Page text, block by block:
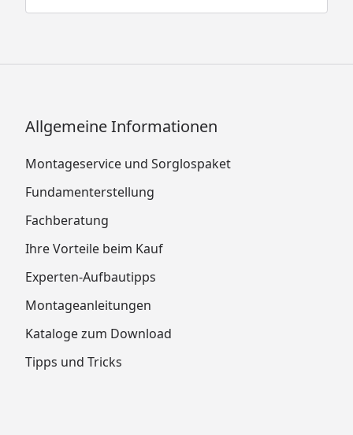
Allgemeine Informationen
Montageservice und Sorglospaket
Fundamenterstellung
Fachberatung
Ihre Vorteile beim Kauf
Experten-Aufbautipps
Montageanleitungen
Kataloge zum Download
Tipps und Tricks